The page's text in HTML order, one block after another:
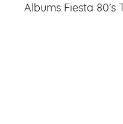
Albums Fiesta 80’s